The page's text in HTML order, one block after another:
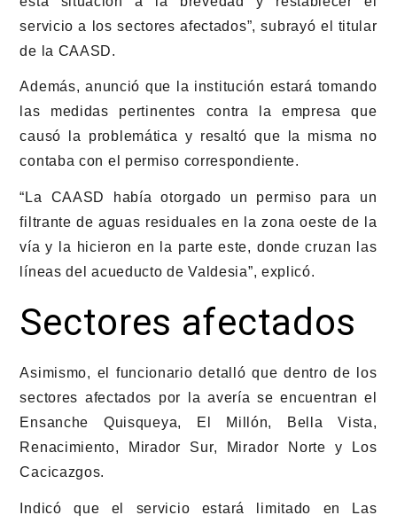
servicio a los sectores afectados”, subrayó el titular
de la CAASD.
Además, anunció que la institución estará tomando
las medidas pertinentes contra la empresa que
causó la problemática y resaltó que la misma no
contaba con el permiso correspondiente.
“La CAASD había otorgado un permiso para un
filtrante de aguas residuales en la zona oeste de la
vía y la hicieron en la parte este, donde cruzan las
líneas del acueducto de Valdesia”, explicó.
Sectores afectados
Asimismo, el funcionario detalló que dentro de los
sectores afectados por la avería se encuentran el
Ensanche Quisqueya, El Millón, Bella Vista,
Renacimiento, Mirador Sur, Mirador Norte y Los
Cacicazgos.
Indicó que el servicio estará limitado en Las